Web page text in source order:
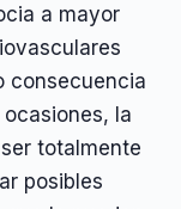
a mayor
consecuencia
la
totalmente
posibles